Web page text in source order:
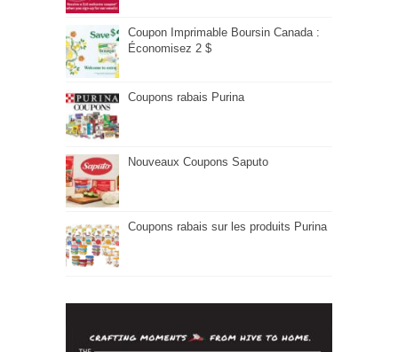
Coupon Imprimable Boursin Canada :
Économisez 2 $
Coupons rabais Purina
Nouveaux Coupons Saputo
Coupons rabais sur les produits Purina